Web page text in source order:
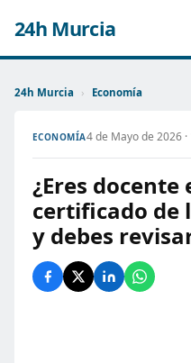
24h Murcia
24h Murcia › Economía
ECONOMÍA4 de Mayo de 2026
¿Eres docente
certificado de
y debes